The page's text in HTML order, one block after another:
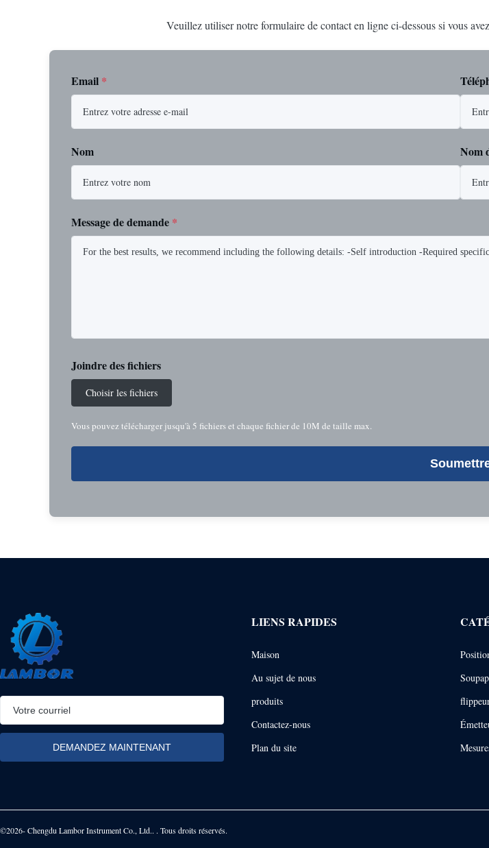
Veuillez utiliser notre formulaire de contact en ligne ci-dessous si vous
Email *
Nom Nom
Message de demande *
Joindre des fichiers
Choisir les fichiers
Vous pouvez télécharger jusqu'à 5 fichiers et chaque fichier de 10M de taille max.
LIENS RAPIDES
Maison
Au sujet de nous
produits
Contactez-nous
Plan du site
©2026- Chengdu Lambor Instrument Co., Ltd.. . Tous droits réservés.